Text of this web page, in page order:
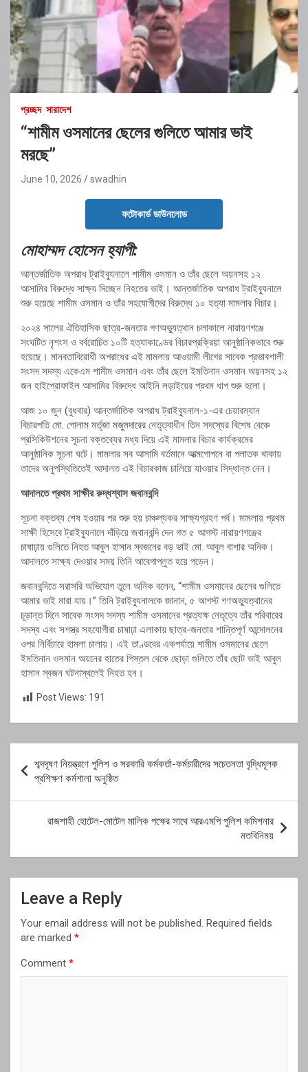
প্রচ্ছদ সারাদেশ
“শামীম ওসমানের ছেলের গুলিতে আমার ভাই
মরছে”
June 10, 2026 swadhin
ফটোকার্ড ডাউনলোড
মোহাম্মদ হোসেন হ্যাপী:
আন্তর্জাতিক অপরাধ ট্রাইব্যুনালে শামীম ওসমান ও তাঁর ছেলে অয়নসহ ১২
আসামির বিরুদ্ধে সাক্ষ্য দিচ্ছেন নিহতের ভাই। আন্তর্জাতিক অপরাধ ট্রাইব্যুনালে
শুরু হয়েছে শামীম ওসমান ও তাঁর সহযোগীদের বিরুদ্ধে ১০ হত্যা মামলার বিচার।
২০২৪ সালের ঐতিহাসিক ছাত্র-জনতার গণঅভ্যুত্থান চলাকালে নারায়ণগঞ্জে
সংঘটিত নৃশংস ও বর্বরোচিত ১০টি হত্যাকাণ্ডের বিচারপ্রক্রিয়া আনুষ্ঠানিকভাবে শুরু
হয়েছে। মানবতাবিরোধী অপরাধের এই মামলায় আওয়ামী লীগের সাবেক প্রভাবশালী
সংসদ সদস্য একেএম শামীম ওসমান এবং তাঁর ছেলে ইমতিনান ওসমান অয়নসহ ১২
জন হাইপ্রোফাইল আসামির বিরুদ্ধে আইনি লড়াইয়ের প্রথম ধাপ শুরু হলো।
আজ ১০ জুন (বুধবার) আন্তর্জাতিক অপরাধ ট্রাইব্যুনাল-১-এর চেয়ারম্যান
বিচারপতি মো. গোলাম মর্তূজা মজুমদারের নেতৃত্বাধীন তিন সদস্যের বিশেষ বেঞ্চে
প্রসিকিউশনের সূচনা বক্তব্যের মধ্য দিয়ে এই মামলার বিচার কার্যক্রমের
আনুষ্ঠানিক সূচনা ঘটে। মামলার সব আসামি বর্তমানে আত্মগোপনে বা পলাতক থাকায়
তাদের অনুপস্থিতিতেই আদালত এই বিচারকাজ চালিয়ে যাওয়ার সিদ্ধান্ত নেন।
আদালতে প্রথম সাক্ষীর রুদ্ধশ্বাস জবানবন্দি
সূচনা বক্তব্য শেষ হওয়ার পর শুরু হয় চাঞ্চল্যকর সাক্ষ্যগ্রহণ পর্ব। মামলায় প্রথম
সাক্ষী হিসেবে ট্রাইব্যুনালে দাঁড়িয়ে জবানবন্দি দেন গত ৫ আগস্ট নারায়ণগঞ্জের
চাষাঢ়ায় গুলিতে নিহত আবুল হাসান স্বজনের বড় ভাই মো. আবুল বাশার অনিক।
আদালতে সাক্ষ্য দেওয়ার সময় তিনি আবেগাপ্লুত হয়ে পড়েন।
জবানবন্দিতে সরাসরি অভিযোগ তুলে অনিক বলেন, “শামীম ওসমানের ছেলের গুলিতে
আমার ভাই মারা যায়।” তিনি ট্রাইব্যুনালকে জানান, ৫ আগস্ট গণঅভ্যুত্থানের
চূড়ান্ত দিনে সাবেক সংসদ সদস্য শামীম ওসমানের প্রত্যক্ষ নেতৃত্বে তাঁর পরিবারের
সদস্য এবং সশস্ত্র সহযোগীরা চাষাঢ়া এলাকায় ছাত্র-জনতার শান্তিপূর্ণ আন্দোলনের
ওপর নির্বিচারে হামলা চালায়। এই তাণ্ডবের একপর্যায়ে শামীম ওসমানের ছেলে
ইমতিনান ওসমান অয়নের হাতের পিস্তল থেকে ছোড়া গুলিতে তাঁর ছোট ভাই আবুল
হাসান স্বজন ঘটনাস্থলেই নিহত হন।
Post Views: 191
navigation
শব্দদূষণ নিয়ন্ত্রণে পুলিশ ও সরকারি কর্মকর্তা-কর্মচারীদের সচেতনতা বৃদ্ধিমূলক
প্রশিক্ষণ কর্মশালা অনুষ্ঠিত
রাজশাহী হোটেল-মোটেল মালিক পক্ষের সাথে আরএমপি পুলিশ কমিশনার
মতবিনিময়
Leave a Reply
Your email address will not be published. Required fields
are marked *
Comment *